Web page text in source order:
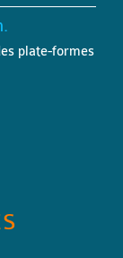
plate-formes